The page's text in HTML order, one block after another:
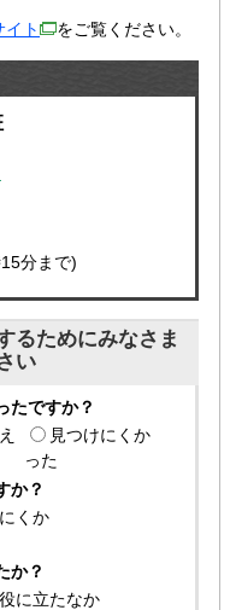
ト をご覧ください。
分まで)
るためにみなさま
い
たですか？
見つけにくか
った
か？
くか
か？
役に立たなか